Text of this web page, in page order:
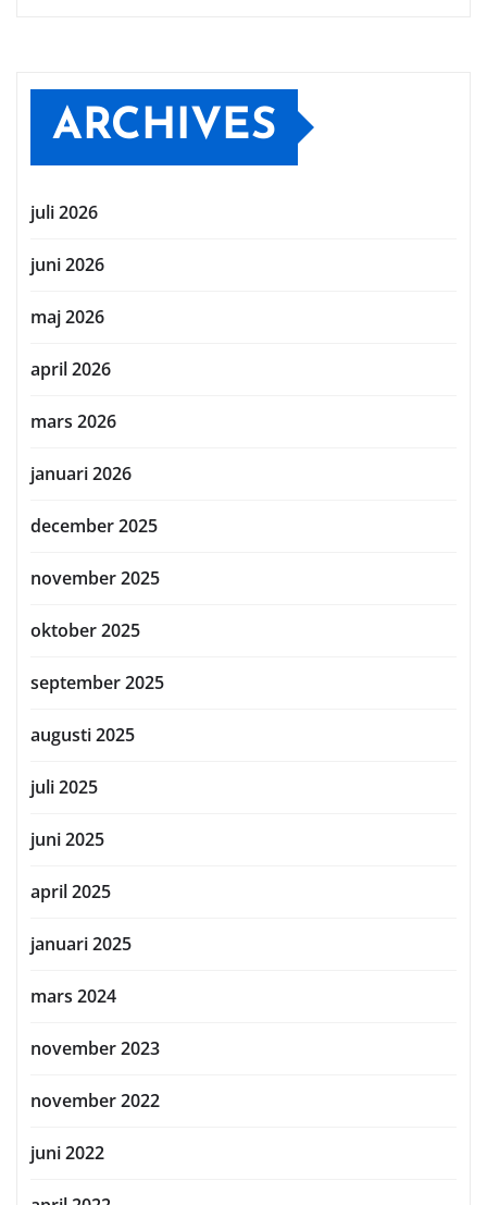
ARCHIVES
juli 2026
juni 2026
maj 2026
april 2026
mars 2026
januari 2026
december 2025
november 2025
oktober 2025
september 2025
augusti 2025
juli 2025
juni 2025
april 2025
januari 2025
mars 2024
november 2023
november 2022
juni 2022